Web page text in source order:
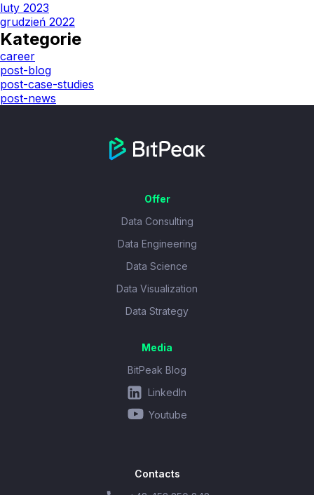
luty 2023
grudzień 2022
Kategorie
career
post-blog
post-case-studies
post-news
Offer
Data Consulting
Data Engineering
Data Science
Data Visualization
Data Strategy
Media
BitPeak Blog
LinkedIn
Youtube
Contacts